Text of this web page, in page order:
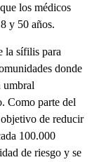
los médicos
y 50 años.
la sífilis para
donde
umbral
Como parte del
de reducir
100.000
de riesgo y se